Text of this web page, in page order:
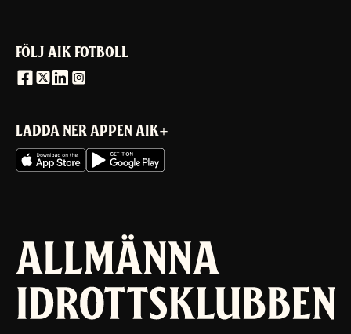
FÖLJ AIK FOTBOLL
LADDA NER APPEN AIK+